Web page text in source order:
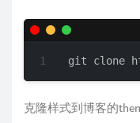
git clone
克隆样式到博客的